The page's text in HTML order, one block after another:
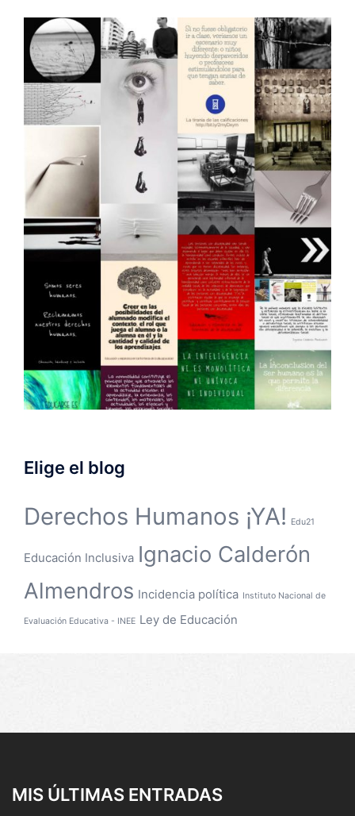
Elige el blog
Derechos Humanos ¡YA! Edu21
Educación Inclusiva Ignacio Calderón
Almendros Incidencia política Instituto Nacional de
Evaluación Educativa - INEE Ley de Educación
MIS ÚLTIMAS ENTRADAS